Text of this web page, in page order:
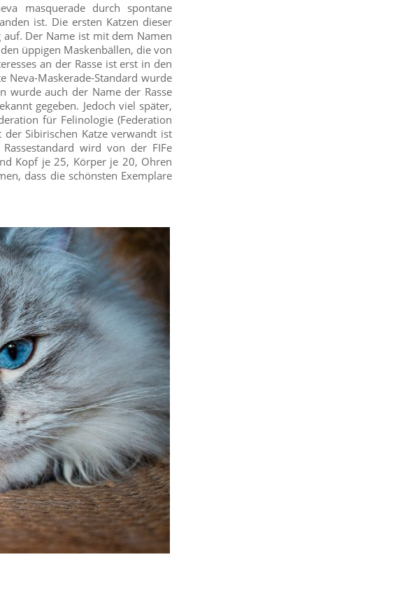
masquerade durch spontane
ist. Die ersten Katzen dieser
auf. Der Name ist mit dem Namen
üppigen Maskenbällen, die von
an der Rasse ist erst in den
Neva-Maskerade-Standard wurde
wurde auch der Name der Rasse
gegeben. Jedoch viel später,
für Felinologie (Federation
der Sibirischen Katze verwandt ist
wird von der FIFe
Kopf je 25, Körper je 20, Ohren
dass die schönsten Exemplare